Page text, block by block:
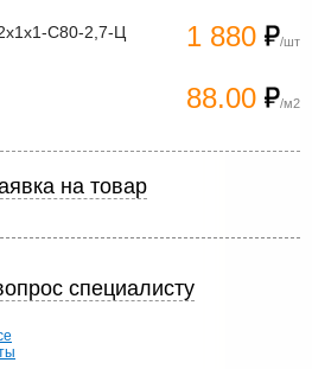
1 880 /шт
С80-2,7-Ц
88.00 /м2
на товар
специалисту